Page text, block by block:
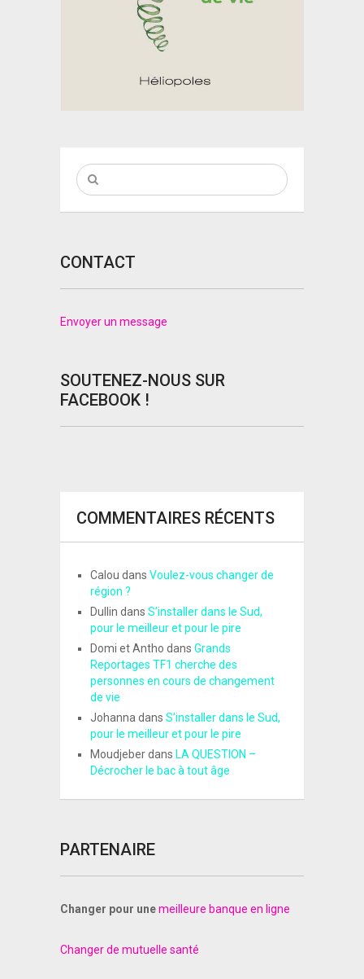
CONTACT
Envoyer un message
SOUTENEZ-NOUS SUR
FACEBOOK !
COMMENTAIRES RÉCENTS
Calou dans Voulez-vous changer de
région ?
Dullin dans S’installer dans le Sud,
pour le meilleur et pour le pire
Domi et Antho dans Grands
Reportages TF1 cherche des
personnes en cours de changement
de vie
Johanna dans S’installer dans le Sud,
pour le meilleur et pour le pire
Moudjeberdans LA QUESTION –
Décrocher le bac à tout âge
PARTENAIRE
Changer pour unemeilleure banque en ligne
Changer de mutuelle santé